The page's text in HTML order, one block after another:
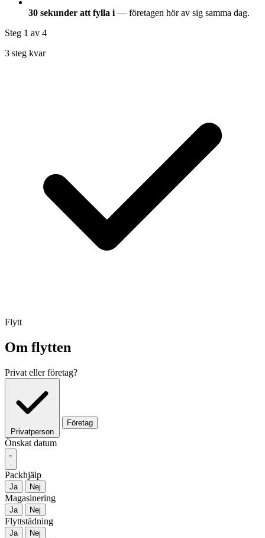
30 sekunder att fylla i — företagen hör av sig samma dag.
Steg 1 av 4
3 steg kvar
Flytt
Om flytten
Privat eller företag?
Privatperson
Företag
Önskat datum
Packhjälp
Ja Nej
Magasinering
Ja Nej
Flyttstädning
Ja
Nej